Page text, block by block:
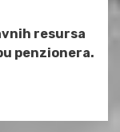
resursa
penzionera.